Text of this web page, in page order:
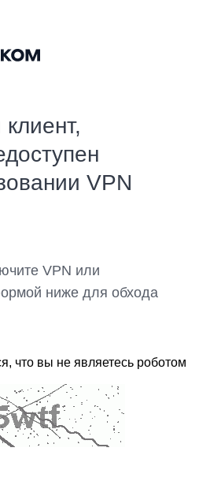
VPN
VPN или
ниже для обхода
что вы не являетесь роботом